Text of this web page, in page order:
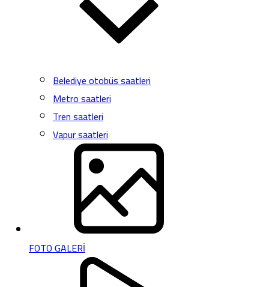
Belediye otobüs saatleri
Metro saatleri
Tren saatleri
Vapur saatleri
FOTO GALERİ